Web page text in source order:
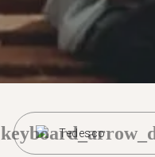
Tedesco